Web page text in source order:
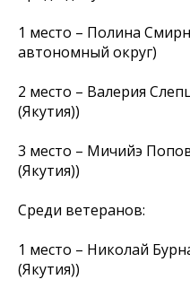
1 место – Полина
автономный округ)
2 место – Валерия
(Якутия))
3 место – Мичийэ
(Якутия))
Среди ветеранов:
1 место – Николай
(Якутия))